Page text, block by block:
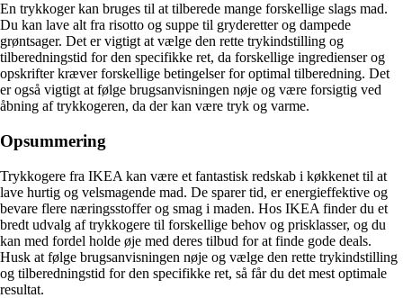
En trykkoger kan bruges til at tilberede mange forskellige slags mad.
Du kan lave alt fra risotto og suppe til gryderetter og dampede
grøntsager. Det er vigtigt at vælge den rette trykindstilling og
tilberedningstid for den specifikke ret, da forskellige ingredienser og
opskrifter kræver forskellige betingelser for optimal tilberedning. Det
er også vigtigt at følge brugsanvisningen nøje og være forsigtig ved
åbning af trykkogeren, da der kan være tryk og varme.
Opsummering
Trykkogere fra IKEA kan være et fantastisk redskab i køkkenet til at
lave hurtig og velsmagende mad. De sparer tid, er energieffektive og
bevare flere næringsstoffer og smag i maden. Hos IKEA finder du et
bredt udvalg af trykkogere til forskellige behov og prisklasser, og du
kan med fordel holde øje med deres tilbud for at finde gode deals.
Husk at følge brugsanvisningen nøje og vælge den rette trykindstilling
og tilberedningstid for den specifikke ret, så får du det mest optimale
resultat.